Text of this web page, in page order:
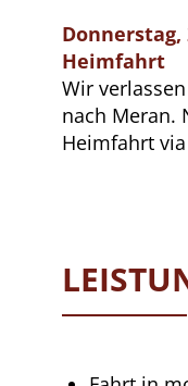
Donnerstag,
Heimfahrt
Wir
nach Meran.
Heimfahrt